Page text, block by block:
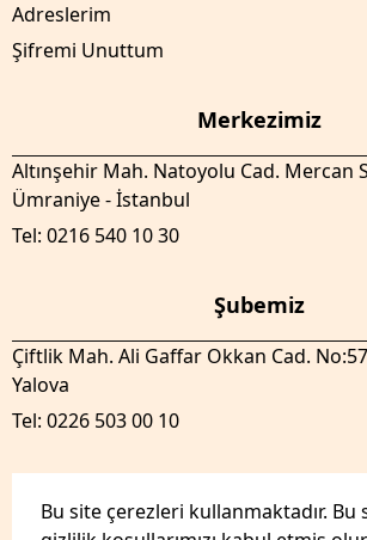
Bu site çerezleri kullanmaktadır.
Adreslerim
Şifremi Unuttum
Merkezimiz
Altınşehir Mah. Natoyolu Cad. Mercan
Ümraniye - İstanbul
Tel: 0216 540 10 30
Şubemiz
Çiftlik Mah. Ali Gaffar Okkan Cad.
Yalova
Tel: 0226 503 00 10